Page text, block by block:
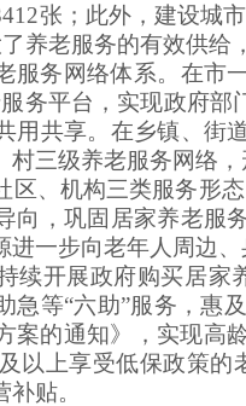
张；此外，建设城
养老服务的有效供
网络体系。在市一
务平台，实现政府
用共享。在乡镇、街
村三级养老服务网络
机构三类服务形态。
向，巩固居家养老服
进一步向老年人周边
展政府购买居家养
急等“六助”服务，惠
案的通知》，实现
以上享受低保政策
贴。